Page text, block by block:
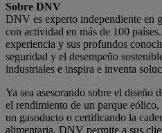
Sobre DNV
DNV es experto independiente en
con actividad en más de 100
experiencia y sus profundos
seguridad y el desempeño
industriales e inspira e inventa
Ya sea asesorando sobre el diseño
el rendimiento de un parque eólico,
un gasoducto o certificando la
alimentaria, DNV permite a sus